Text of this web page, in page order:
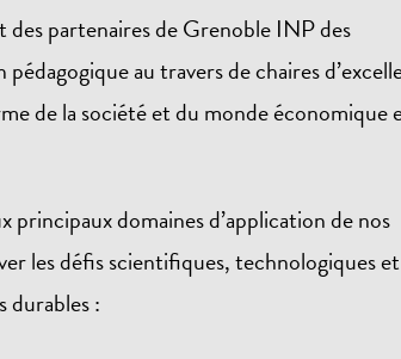
partenaires de Grenoble INP des
au travers de chaires
de la société et du monde économique
principaux domaines d’application de nos
les défis scientifiques, technologiques et
durables :